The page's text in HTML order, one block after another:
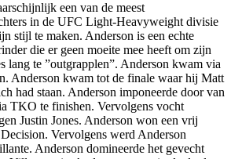
een van de meest
in de UFC Light-Heavyweight divisie
stijl te maken. Anderson is een echte
die er geen moeite mee heeft om zijn
lang te ”outgrapplen”. Anderson kwam via
Anderson kwam tot de finale waar hij Matt
had staan. Anderson imponeerde door van
TKO te finishen. Vervolgens vocht
Justin Jones. Anderson won een vrij
Vervolgens werd Anderson
Anderson domineerde het gevecht